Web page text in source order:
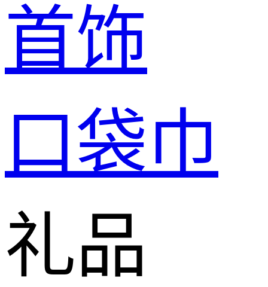
首饰
口袋巾
礼品